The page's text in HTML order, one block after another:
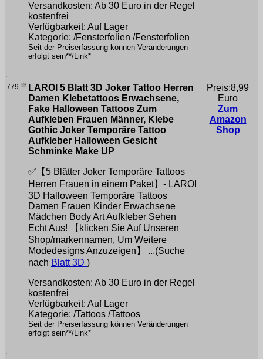
Versandkosten: Ab 30 Euro in der Regel
kostenfrei
Verfügbarkeit: Auf Lager
Kategorie: /Fensterfolien /Fensterfolien
Seit der Preiserfassung können Veränderungen
erfolgt sein**/Link*
779
LAROI 5 Blatt 3D Joker Tattoo Herren
Damen Klebetattoos Erwachsene,
Fake Halloween Tattoos Zum
Aufkleben Frauen Männer, Klebe
Gothic Joker Temporäre Tattoo
Aufkleber Halloween Gesicht
Schminke Make UP
✅【5 Blätter Joker Temporäre Tattoos
Herren Frauen in einem Paket】- LAROI
3D Halloween Temporäre Tattoos
Damen Frauen Kinder Erwachsene
Mädchen Body Art Aufkleber Sehen
Echt Aus! 【klicken Sie Auf Unseren
Shop/markennamen, Um Weitere
Modedesigns Anzuzeigen】 ...(Suche
nach Blatt 3D )
Versandkosten: Ab 30 Euro in der Regel
kostenfrei
Verfügbarkeit: Auf Lager
Kategorie: /Tattoos /Tattoos
Seit der Preiserfassung können Veränderungen
erfolgt sein**/Link*
Preis:8,99
Euro
Zum
Amazon
Shop